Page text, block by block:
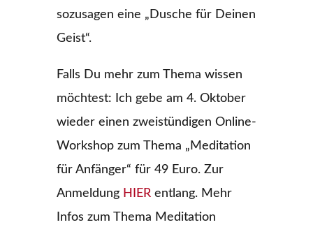
sozusagen eine „Dusche für Deinen
Geist“.
Falls Du mehr zum Thema wissen
möchtest: Ich gebe am 4. Oktober
wieder einen zweistündigen Online-
Workshop zum Thema „Meditation
für Anfänger“ für 49 Euro. Zur
Anmeldung HIERentlang. Mehr
Infos zum Thema Meditation